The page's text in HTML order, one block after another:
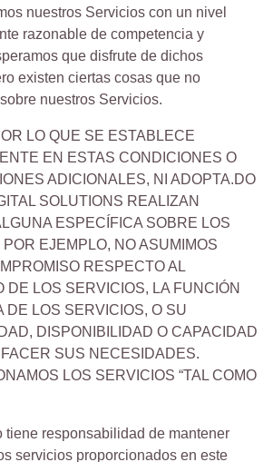
nuestros Servicios con un nivel
razonable de competencia y
que disfrute de dichos
existen ciertas cosas que no
nuestros Servicios.
LO QUE SE ESTABLECE
EN ESTAS CONDICIONES O
ADICIONALES, NI ADOPTA.DO
SOLUTIONS REALIZAN
ESPECÍFICA SOBRE LOS
EJEMPLO, NO ASUMIMOS
RESPECTO AL
DE LOS SERVICIOS, LA FUNCIÓN
DE LOS SERVICIOS, O SU
DISPONIBILIDAD O CAPACIDAD
SUS NECESIDADES.
LOS SERVICIOS “TAL COMO
tiene responsabilidad de mantener
servicios proporcionados en este